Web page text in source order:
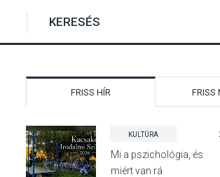
FRISS HÍR FRISS
KULTÚRA
Mi a pszichológia, és
miért van rá